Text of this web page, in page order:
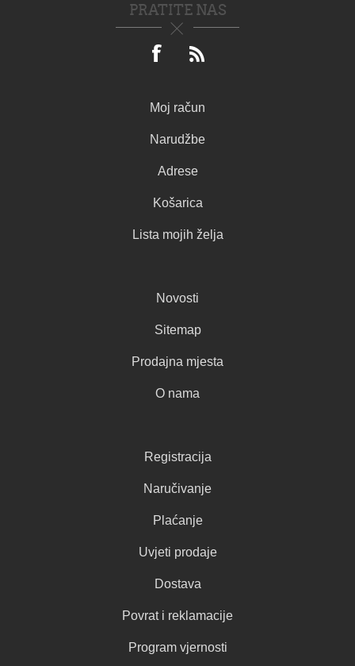
PRATITE NAS
Moj račun
Narudžbe
Adrese
Košarica
Lista mojih želja
Novosti
Sitemap
Prodajna mjesta
O nama
Registracija
Naručivanje
Plaćanje
Uvjeti prodaje
Dostava
Povrat i reklamacije
Program vjernosti